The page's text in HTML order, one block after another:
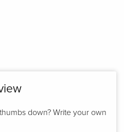
down? Write your own